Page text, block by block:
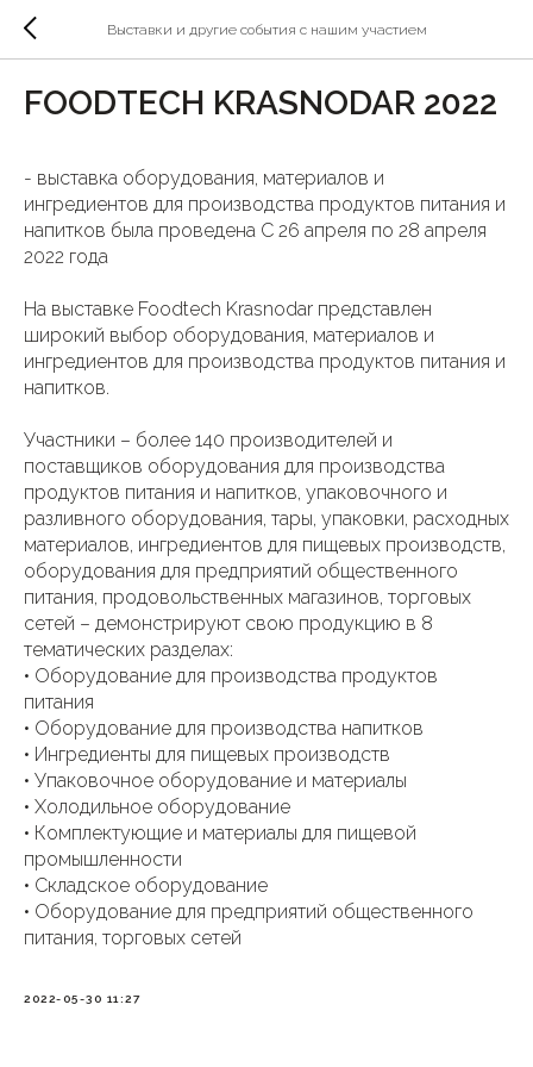
Выставки и другие события с нашим участием
FOODTECH KRASNODAR 2022
- выставка оборудования, материалов и
ингредиентов для производства продуктов питания и
напитков была проведена С 26 апреля по 28 апреля
2022 года
На выставке Foodtech Krasnodar представлен
широкий выбор оборудования, материалов и
ингредиентов для производства продуктов питания и
напитков.
Участники – более 140 производителей и
поставщиков оборудования для производства
продуктов питания и напитков, упаковочного и
разливного оборудования, тары, упаковки, расходных
материалов, ингредиентов для пищевых производств,
оборудования для предприятий общественного
питания, продовольственных магазинов, торговых
сетей – демонстрируют свою продукцию в 8
тематических разделах:
• Оборудование для производства продуктов
питания
• Оборудование для производства напитков
• Ингредиенты для пищевых производств
• Упаковочное оборудование и материалы
• Холодильное оборудование
• Комплектующие и материалы для пищевой
промышленности
• Складское оборудование
• Оборудование для предприятий общественного
питания, торговых сетей
2022-05-30 11:27